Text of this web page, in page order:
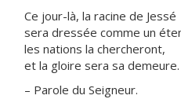
Ce jour-là, la racine de Jessé
sera dressée comme un
les nations la chercheront,
et la gloire sera sa demeure.
– Parole du Seigneur.